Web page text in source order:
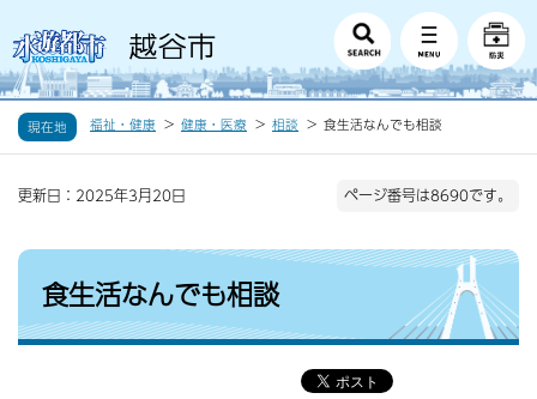
現在地 福祉・健康 健康・医療 相談 食生活なんでも相談
更新日：2025年3月20日 ページ番号は8690です。
食生活なんでも相談